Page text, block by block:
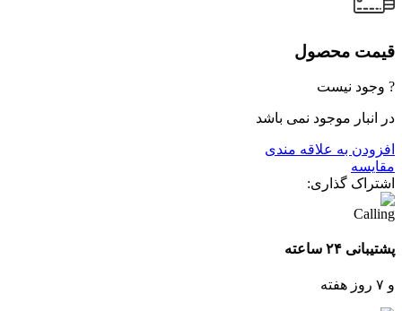
قیمت محصول
? وجود نیست
در انبار موجود نمی باشد
افزودن به علاقه مندی
مقایسه
اشتراک گذاری:
پشتیبانی ۲۴ ساعته
و ۷ روز هفته